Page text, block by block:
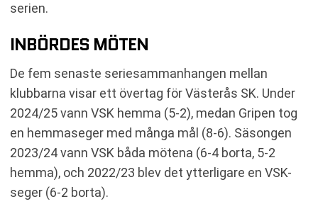
serien.
INBÖRDES MÖTEN
De fem senaste seriesammanhangen mellan
klubbarna visar ett övertag för Västerås SK. Under
2024/25 vann VSK hemma (5-2), medan Gripen tog
en hemmaseger med många mål (8-6). Säsongen
2023/24 vann VSK båda mötena (6-4 borta, 5-2
hemma), och 2022/23 blev det ytterligare en VSK-
seger (6-2 borta).